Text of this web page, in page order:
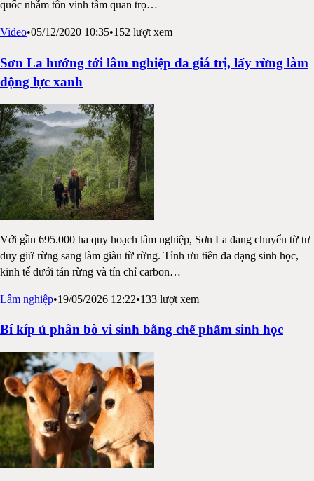
quốc nhằm tôn vinh tầm quan trọ…
Video•05/12/2020 10:35•152 lượt xem
Sơn La hướng tới lâm nghiệp đa giá trị, lấy rừng làm
động lực xanh
Với gần 695.000 ha quy hoạch lâm nghiệp, Sơn La đang chuyển từ tư
duy giữ rừng sang làm giàu từ rừng. Tỉnh ưu tiên đa dạng sinh học,
kinh tế dưới tán rừng và tín chỉ carbon…
Lâm nghiệp•19/05/2026 12:22•133 lượt xem
Bí kíp ủ phân bò vi sinh bằng chế phẩm sinh học